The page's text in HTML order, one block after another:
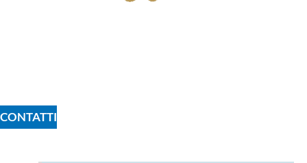
CONTATTI